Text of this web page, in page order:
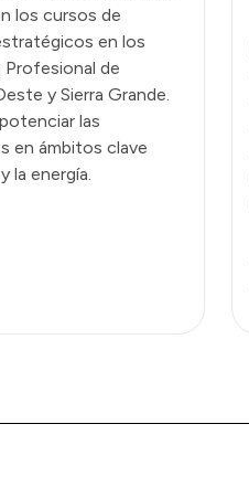
los cursos de
en los
de
y Sierra Grande.
las
en ámbitos clave
la energía.